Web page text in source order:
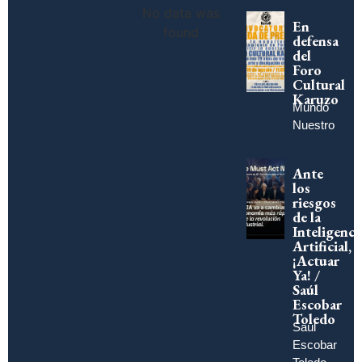
No data was
found
En
defensa
del
Foro
Cultural
Karuzo
Mundo
Nuestro
Ante
los
riesgos
de la
Artificial,
¡Actuar
Ya! /
Saúl
Escobar
Toledo
Saúl
Escobar